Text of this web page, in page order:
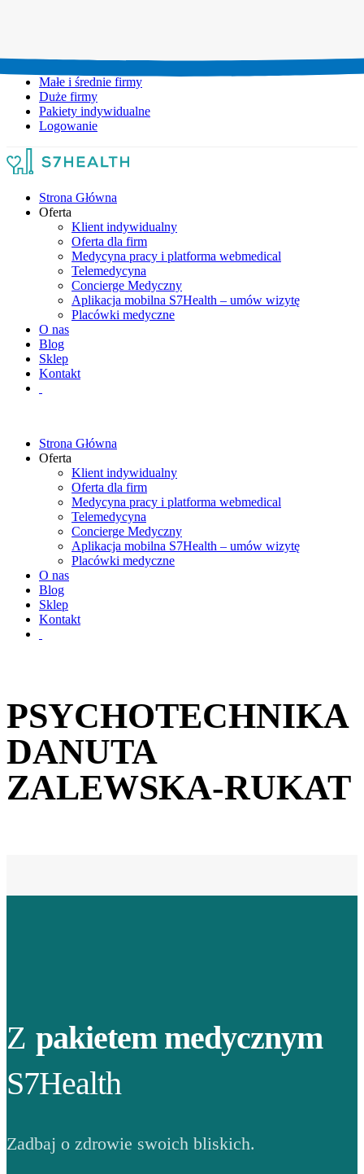
Małe i średnie firmy
Duże firmy
Pakiety indywidualne
Logowanie
Strona Główna
Oferta
Klient indywidualny
Oferta dla firm
Medycyna pracy i platforma webmedical
Telemedycyna
Concierge Medyczny
Aplikacja mobilna S7Health – umów wizytę
Placówki medyczne
O nas
Blog
Sklep
Kontakt
Strona Główna
Oferta
Klient indywidualny
Oferta dla firm
Medycyna pracy i platforma webmedical
Telemedycyna
Concierge Medyczny
Aplikacja mobilna S7Health – umów wizytę
Placówki medyczne
O nas
Blog
Sklep
Kontakt
PSYCHOTECHNIKA
DANUTA
ZALEWSKA-RUKAT
Z pakietem medycznym
S7Health
Zadbaj o zdrowie swoich bliskich.